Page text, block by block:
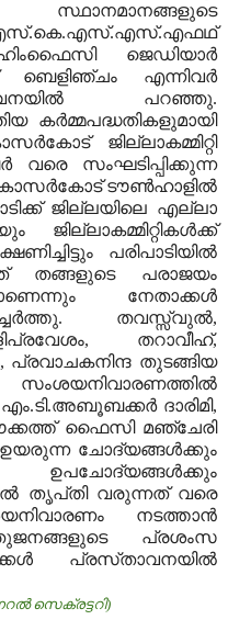
ജെഡിയാര്‍
ബെളിഞ്ചം എന്നിവര്‍
പറഞ്ഞു.
കര്‍മ്മപദ്ധതികളുമായി
ജില്ലാകമ്മിറ്റി
സംഘടിപ്പിക്കുന്ന
കാസര്‍കോട്‌ ടൗണ്‍ഹാളില്‍
ജില്ലയിലെ എല്ലാ
പരിപാടിയില്‍
തങ്ങളുടെ പരാജയം
നേതാക്കള്‍
തവസ്സ്വുല്‍,
തറാവീഹ്‌,
തുടങ്ങിയ
ദാരിമി,
ഫൈസി മഞ്ചേരി
ഉയരുന്ന ചോദ്യങ്ങള്‍ക്കും
ഉപചോദ്യങ്ങള്‍ക്കും
തൃപ്‌തി വരുന്നത്‌ വരെ
നടത്താന്‍
പ്രശംസ
പ്രസ്‌താവനയില്‍
സെക്രട്ടറി)